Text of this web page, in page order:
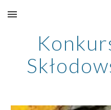
Skip to main content